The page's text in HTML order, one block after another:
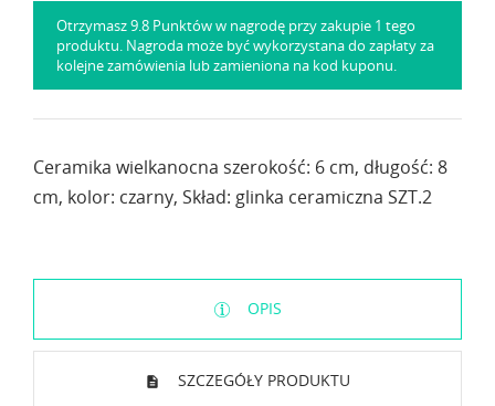
Otrzymasz 9.8 Punktów w nagrodę przy zakupie 1 tego
produktu. Nagroda może być wykorzystana do zapłaty za
kolejne zamówienia lub zamieniona na kod kuponu.
Ceramika wielkanocna szerokość: 6 cm, długość: 8
cm, kolor: czarny, Skład: glinka ceramiczna SZT.2
OPIS
SZCZEGÓŁY PRODUKTU